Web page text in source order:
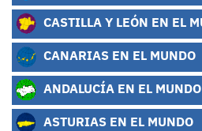
CASTILLA Y LEÓN EN EL
CANARIAS EN EL MUNDO
ANDALUCÍA EN EL MUNDO
ASTURIAS EN EL MUNDO